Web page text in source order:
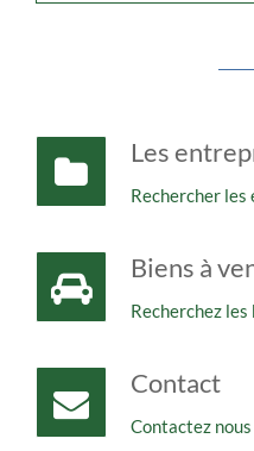
Les
Rechercher les
Biens à
Recherchez
Contact
Contactez